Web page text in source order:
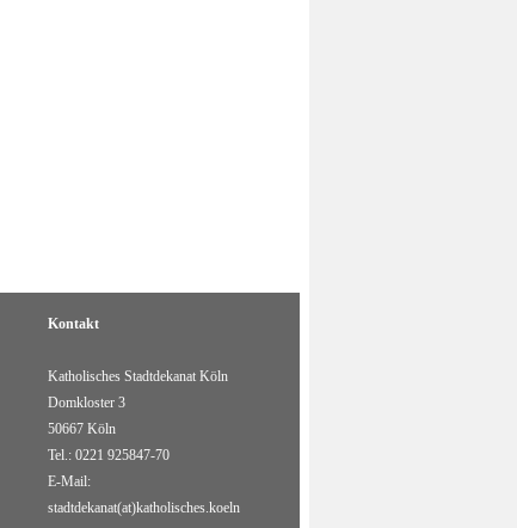
Kontakt
Katholisches Stadtdekanat Köln
Domkloster 3
50667 Köln
Tel.: 0221 925847-70
E-Mail:
stadtdekanat(at)katholisches.koeln